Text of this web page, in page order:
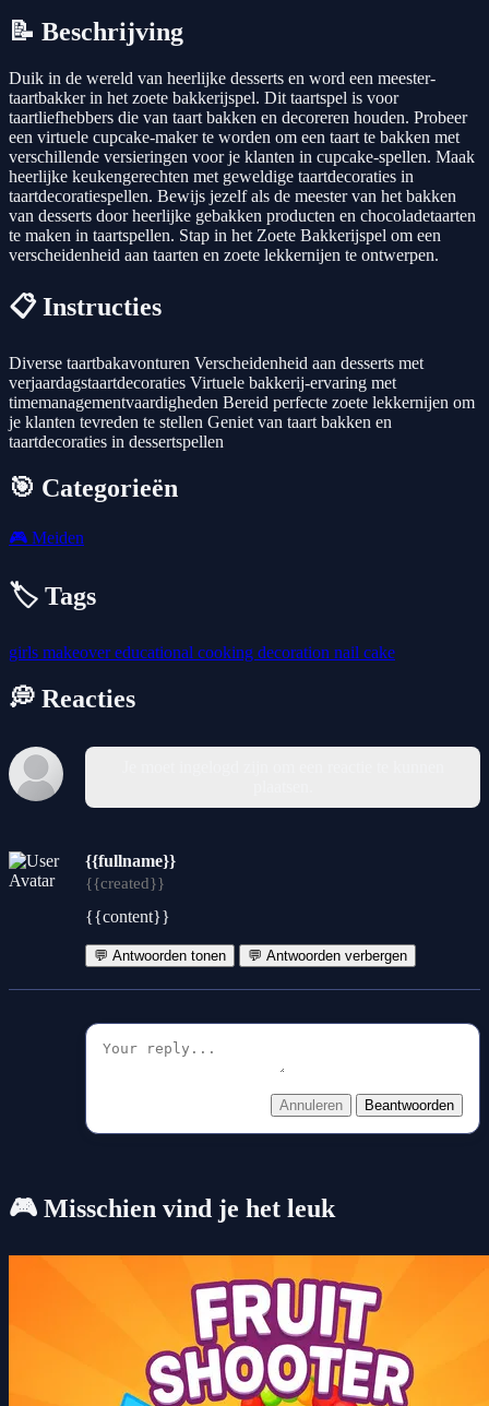
📝 Beschrijving
Duik in de wereld van heerlijke desserts en word een meester-
taartbakker in het zoete bakkerijspel. Dit taartspel is voor
taartliefhebbers die van taart bakken en decoreren houden. Probeer
een virtuele cupcake-maker te worden om een taart te bakken met
verschillende versieringen voor je klanten in cupcake-spellen. Maak
heerlijke keukengerechten met geweldige taartdecoraties in
taartdecoratiespellen. Bewijs jezelf als de meester van het bakken
van desserts door heerlijke gebakken producten en chocoladetaarten
te maken in taartspellen. Stap in het Zoete Bakkerijspel om een
verscheidenheid aan taarten en zoete lekkernijen te ontwerpen.
📋 Instructies
Diverse taartbakavonturen Verscheidenheid aan desserts met
verjaardagstaartdecoraties Virtuele bakkerij-ervaring met
timemanagementvaardigheden Bereid perfecte zoete lekkernijen om
je klanten tevreden te stellen Geniet van taart bakken en
taartdecoraties in dessertspellen
🎯 Categorieën
🎮 Meiden
🏷️ Tags
girls makeovereducational cooking decoration nail cake
💭 Reacties
{{fullname}}
{{created}}
{{content}}
💬 Antwoorden tonen 💬 Antwoorden verbergen
Annuleren Beantwoorden
🎮 Misschien vind je het leuk